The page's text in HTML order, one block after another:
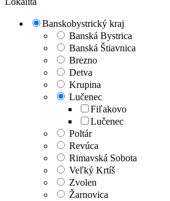
Banskobystrický kraj
Banská Bystrica
Banská Štiavnica
Brezno
Detva
Krupina
Lučenec
Fiľakovo
Lučenec
Poltár
Revúca
Rimavská Sobota
Veľký Krtíš
Zvolen
Žarnovica